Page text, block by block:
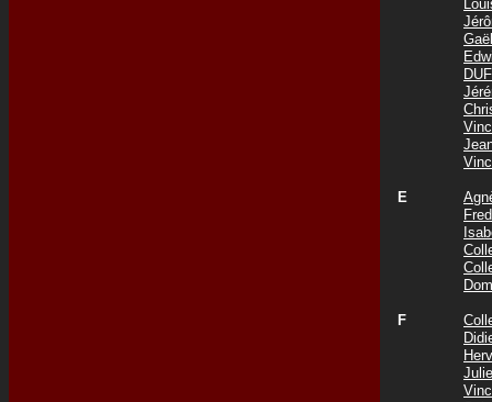
DUF
E
F